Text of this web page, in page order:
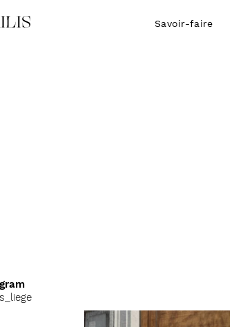
Parilis Savoir-faire